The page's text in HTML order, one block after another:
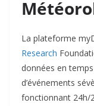
La plateforme
Research
données en
d’événements
fonctionnant 24h/